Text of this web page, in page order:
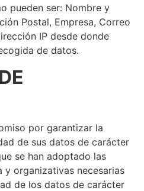
pueden ser: Nombre y
Postal, Empresa, Correo
IP desde donde
de datos.
por garantizar la
de sus datos de carácter
se han adoptado las
y organizativas necesarias
de los datos de carácter